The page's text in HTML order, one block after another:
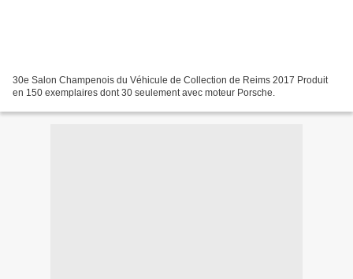
30e Salon Champenois du Véhicule de Collection de Reims 2017 Produit
en 150 exemplaires dont 30 seulement avec moteur Porsche.